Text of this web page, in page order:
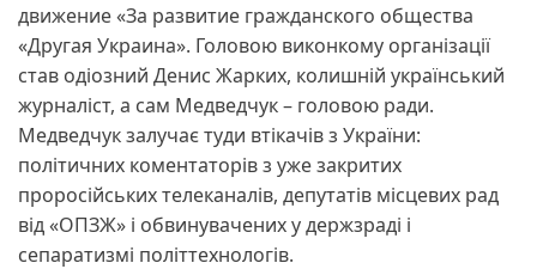
движение «За развитие гражданского общества
«Другая Украина». Головою виконкому організації
став одіозний Денис Жарких, колишній український
журналіст, а сам Медведчук – головою ради.
Медведчук залучає туди втікачів з України:
політичних коментаторів з уже закритих
проросійських телеканалів, депутатів місцевих рад
від «ОПЗЖ» і обвинувачених у держзраді і
сепаратизмі політтехнологів.